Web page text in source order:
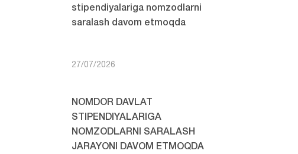
stipendiyalariga nomzodlarni
saralash davom etmoqda
27/07/2026
NOMDOR DAVLAT
STIPENDIYALARIGA
NOMZODLARNI SARALASH
JARAYONI DAVOM ETMOQDA